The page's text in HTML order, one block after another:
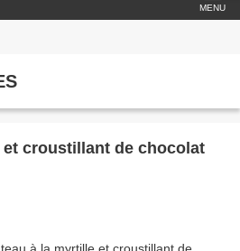
MENU
croustillant de chocolat